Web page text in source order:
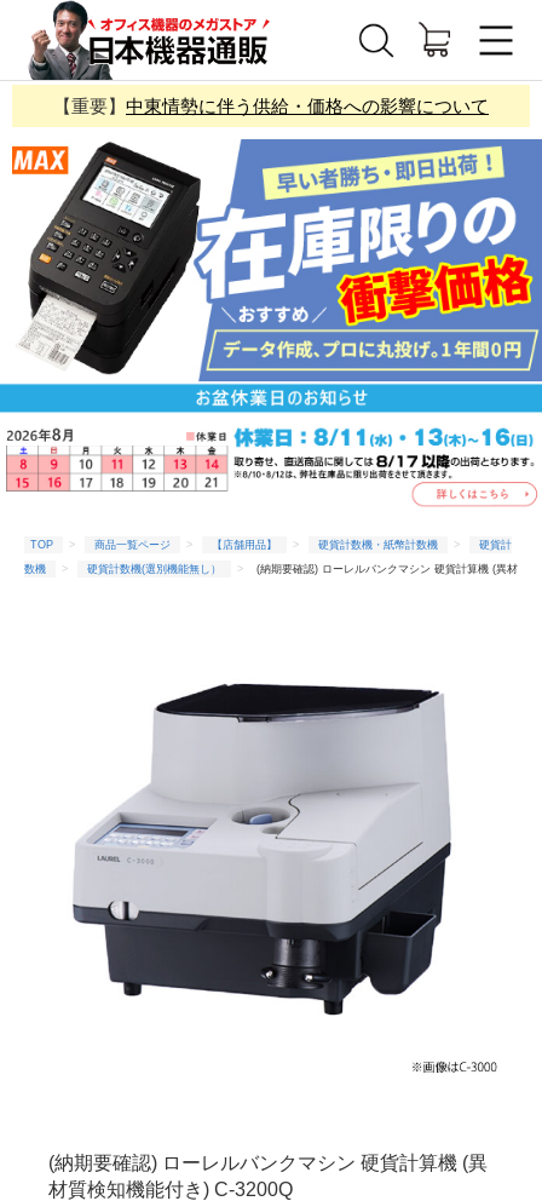
【重要】 中東情勢に伴う供給・価格への影響について
TOP 商品一覧ページ 【店舗用品】 硬貨計数機・紙幣計数機
硬貨計
数機
硬貨計数機(選別機能無し）
(納期要確認) ローレルバンクマシン 硬貨計算機 (異材
(納期要確認) ローレルバンクマシン 硬貨計算機 (異
材質検知機能付き) C-3200Q